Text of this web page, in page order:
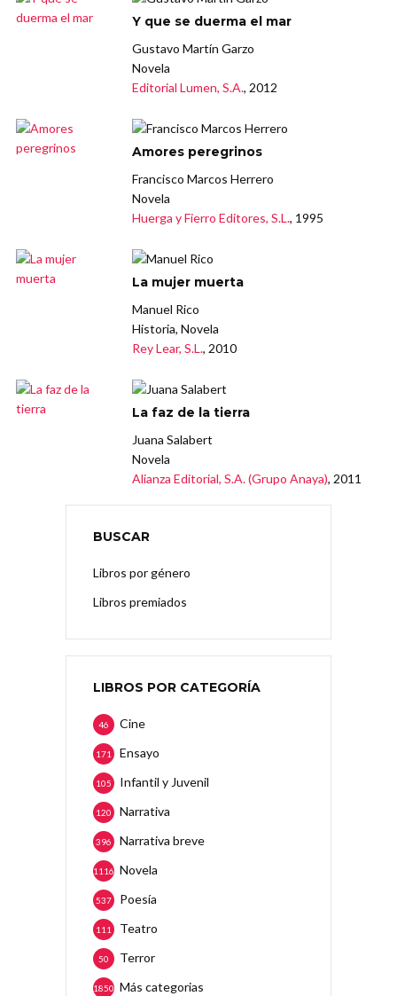
Y que se duerma el mar
Gustavo Martín Garzo
Novela
Editorial Lumen, S.A., 2012
Amores peregrinos
Francisco Marcos Herrero
Novela
Huerga y Fierro Editores, S.L., 1995
La mujer muerta
Manuel Rico
Historia, Novela
Rey Lear, S.L., 2010
La faz de la tierra
Juana Salabert
Novela
Alianza Editorial, S.A. (Grupo Anaya), 2011
BUSCAR
Libros por género
Libros premiados
LIBROS POR CATEGORÍA
Cine
46
Ensayo
171
Infantil y Juvenil
105
Narrativa
120
Narrativa breve
396
Novela
1116
Poesía
537
Teatro
111
Terror
50
Más categorias
1850